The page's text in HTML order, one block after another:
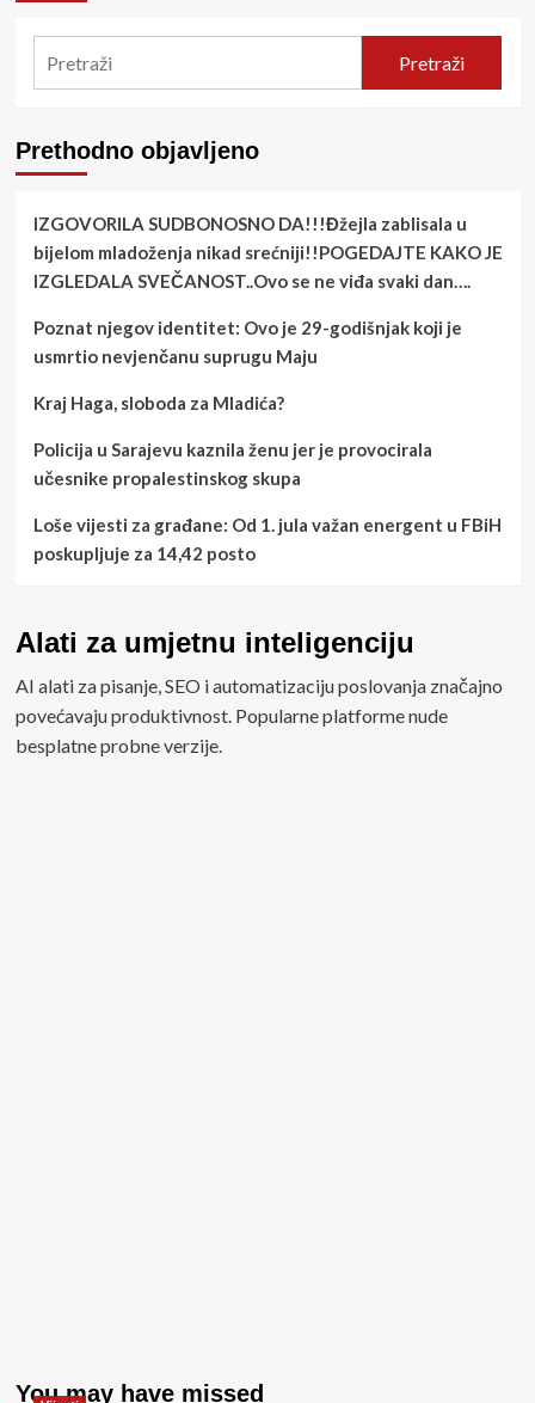
Pretraži
Prethodno objavljeno
IZGOVORILA SUDBONOSNO DA!!!Đžejla zablisala u
bijelom mladoženja nikad srećniji!!POGEDAJTE KAKO JE
IZGLEDALA SVEČANOST..Ovo se ne viđa svaki dan….
Poznat njegov identitet: Ovo je 29-godišnjak koji je
usmrtio nevjenčanu suprugu Maju
Kraj Haga, sloboda za Mladića?
Policija u Sarajevu kaznila ženu jer je provocirala
učesnike propalestinskog skupa
Loše vijesti za građane: Od 1. jula važan energent u FBiH
poskupljuje za 14,42 posto
Alati za umjetnu inteligenciju
AI alati za pisanje, SEO i automatizaciju poslovanja značajno
povećavaju produktivnost. Popularne platforme nude
besplatne probne verzije.
You may have missed